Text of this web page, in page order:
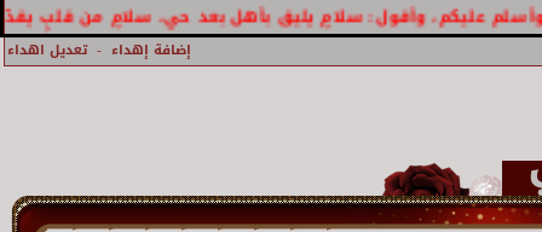
وأقول: سلامٍ يليق بأهل بعد حي، سلامٍ من قلبٍ يقدّر الغلا
إضافة إهداء -تعديل اهداء